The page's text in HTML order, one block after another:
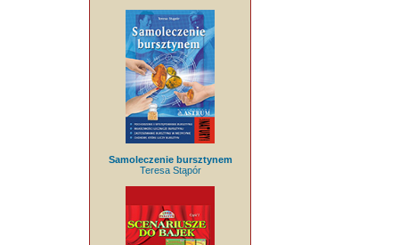
Samoleczenie bursztynem
Teresa Stąpór